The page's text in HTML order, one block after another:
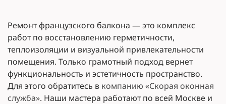
Ремонт французского балкона — это комплекс
работ по восстановлению герметичности,
теплоизоляции и визуальной привлекательности
помещения. Только грамотный подход вернет
функциональность и эстетичность пространство.
Для этого обратитесь в компанию «Скорая оконная
служба». Наши мастера работают по всей Москве и